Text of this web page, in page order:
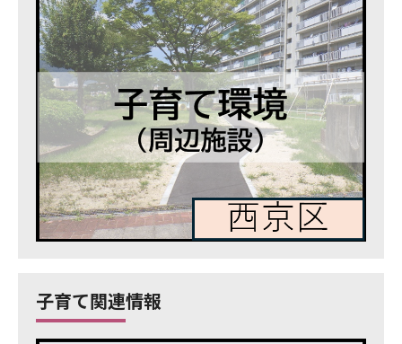
子育て関連情報